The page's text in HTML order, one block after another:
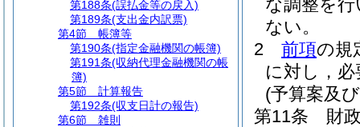
な調整を
ない。
2
前項の規
に対し，
(予算案及
第11条
財
第188条(誤払金等の戻入)
第189条(支出金内訳票)
第4節
帳簿等
第190条(指定金融機関の帳簿)
第191条(収納代理金融機関の帳
簿)
第5節
計算報告
第192条(収支日計の報告)
第6節
雑則